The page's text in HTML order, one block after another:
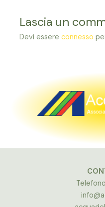
Lascia un
Devi essereconnesso